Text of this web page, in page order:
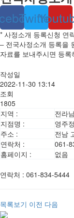
Twitter
* 사정소개 등록신청 연
– 전국사정소개 등록을
자료를 보내주시면 등
작성일
2022-11-30 13:14
조회
1805
지역 :
전라
지점명 :
영주정
주소 :
전남
연락처 :
061-
홈페이지 :
없음
연락처 : 061-834-5444
목록보기 이전 다음